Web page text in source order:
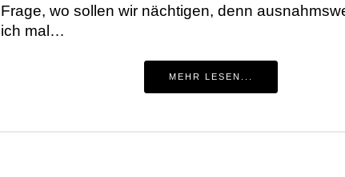
Frage, wo sollen wir nächtigen, denn
ich mal…
MEHR LESEN...